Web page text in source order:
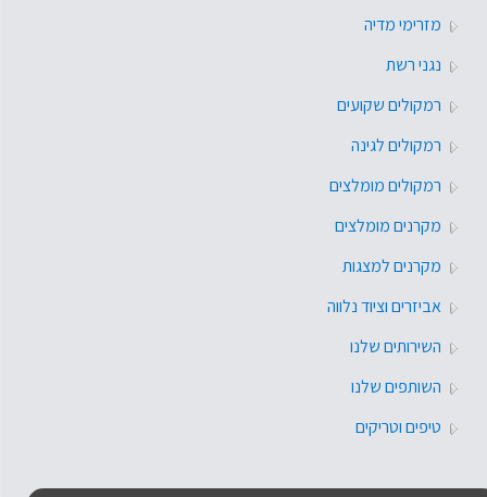
מזרימי מדיה
נגני רשת
רמקולים שקועים
רמקולים לגינה
רמקולים מומלצים
מקרנים מומלצים
מקרנים למצגות
אביזרים וציוד נלווה
השירותים שלנו
השותפים שלנו
טיפים וטריקים